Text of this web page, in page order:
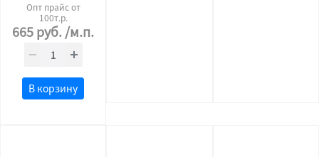
Опт прайс от
100т.р.
665руб./м.п.
В корзину